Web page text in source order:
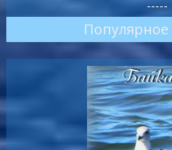
-----
Популярное